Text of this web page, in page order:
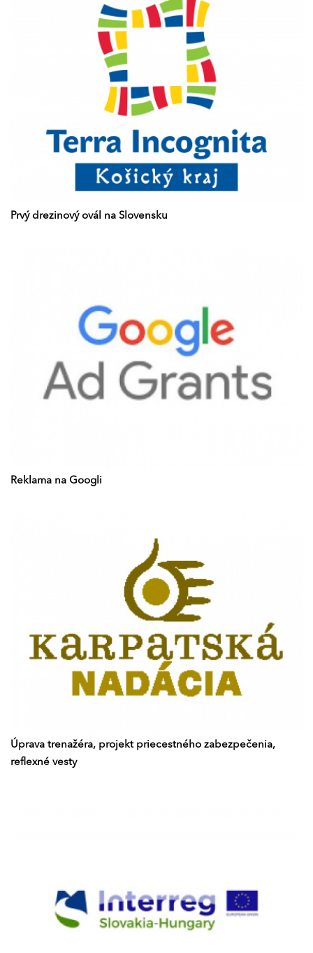
Prvý drezinový ovál na Slovensku
Reklama na Googli
Úprava trenažéra, projekt priecestného zabezpečenia,
reflexné vesty